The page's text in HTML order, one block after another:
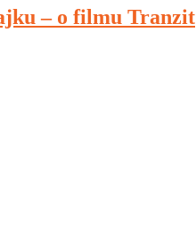
– o filmu Tranzit